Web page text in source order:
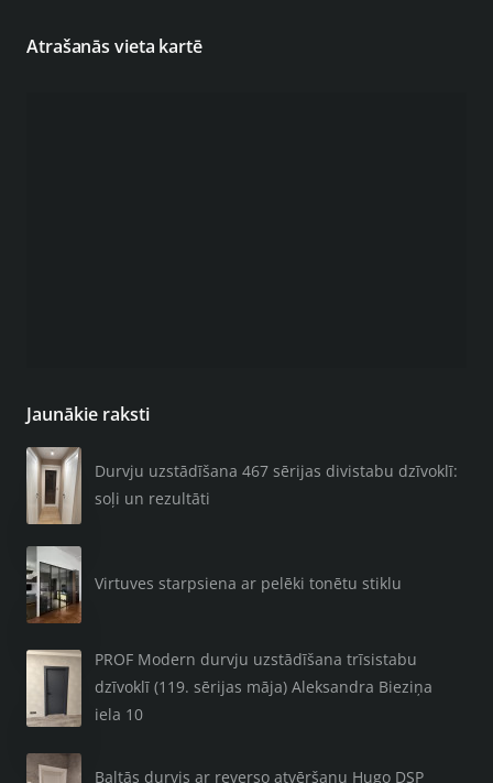
Atrašanās vieta kartē
Jaunākie raksti
Durvju uzstādīšana 467 sērijas divistabu dzīvoklī:
soļi un rezultāti
Virtuves starpsiena ar pelēki tonētu stiklu
PROF Modern durvju uzstādīšana trīsistabu
dzīvoklī (119. sērijas māja) Aleksandra Bieziņa
iela 10
Baltās durvis ar reverso atvēršanu Hugo DSP